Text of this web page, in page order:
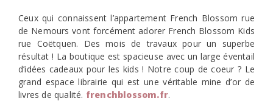
Ceux qui connaissent l’appartement French Blossom rue
de Nemours vont forcément adorer French Blossom Kids
rue Coëtquen. Des mois de travaux pour un superbe
résultat ! La boutique est spacieuse avec un large éventail
d’idées cadeaux pour les kids ! Notre coup de coeur ? Le
grand espace librairie qui est une véritable mine d’or de
livres de qualité. frenchblossom.fr.